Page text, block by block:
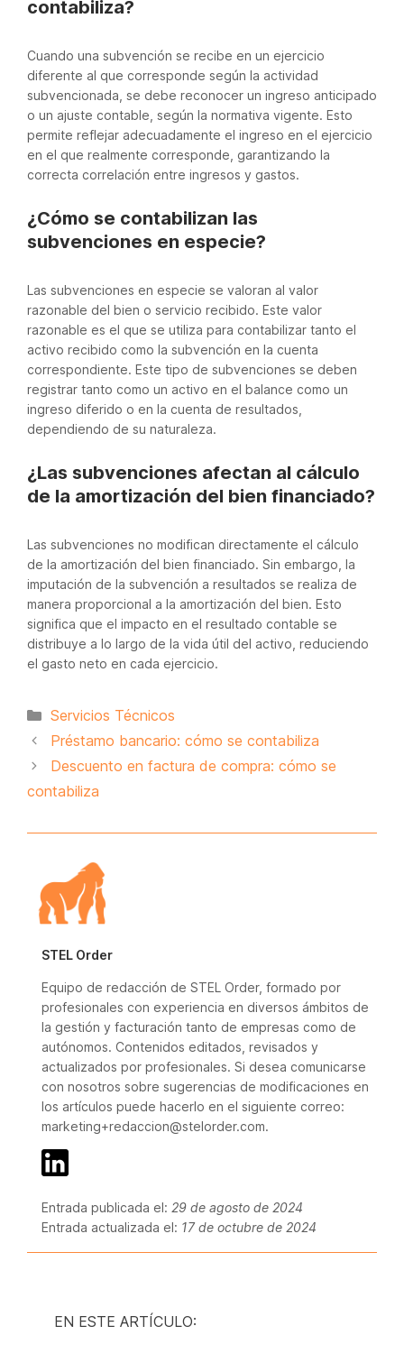
contabiliza?
Cuando una subvención se recibe en un ejercicio
diferente al que corresponde según la actividad
subvencionada, se debe reconocer un ingreso anticipado
o un ajuste contable, según la normativa vigente. Esto
permite reflejar adecuadamente el ingreso en el ejercicio
en el que realmente corresponde, garantizando la
correcta correlación entre ingresos y gastos.
¿Cómo se contabilizan las
subvenciones en especie?
Las subvenciones en especie se valoran al valor
razonable del bien o servicio recibido. Este valor
razonable es el que se utiliza para contabilizar tanto el
activo recibido como la subvención en la cuenta
correspondiente. Este tipo de subvenciones se deben
registrar tanto como un activo en el balance como un
ingreso diferido o en la cuenta de resultados,
dependiendo de su naturaleza.
¿Las subvenciones afectan al cálculo
de la amortización del bien financiado?
Las subvenciones no modifican directamente el cálculo
de la amortización del bien financiado. Sin embargo, la
imputación de la subvención a resultados se realiza de
manera proporcional a la amortización del bien. Esto
significa que el impacto en el resultado contable se
distribuye a lo largo de la vida útil del activo, reduciendo
el gasto neto en cada ejercicio.
Categorías
Servicios Técnicos
Préstamo bancario: cómo se contabiliza
Descuento en factura de compra: cómo se
contabiliza
STEL Order
Equipo de redacción de STEL Order, formado por
profesionales con experiencia en diversos ámbitos de
la gestión y facturación tanto de empresas como de
autónomos. Contenidos editados, revisados y
actualizados por profesionales. Si desea comunicarse
con nosotros sobre sugerencias de modificaciones en
los artículos puede hacerlo en el siguiente correo:
marketing+redaccion@stelorder.com.
Entrada publicada el: 29 de agosto de 2024
Entrada actualizada el: 17 de octubre de 2024
EN ESTE ARTÍCULO: